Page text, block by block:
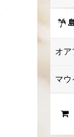
オア
マウ